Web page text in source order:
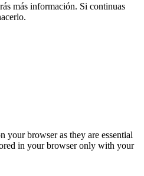
más información. Si continuas
your browser as they are essential
in your browser only with your